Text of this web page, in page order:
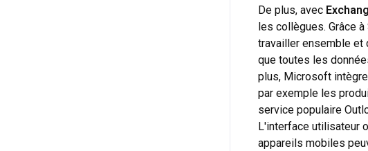
De plus, avec
les collègues. Grâce
travailler ensemble et
que toutes les
plus, Microsoft
par exemple les
service populaire
L'interface utilisateur
appareils mobiles